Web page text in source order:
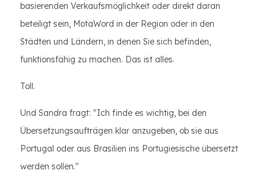
basierenden Verkaufsmöglichkeit oder direkt daran
beteiligt sein, MotaWord in der Region oder in den
Städten und Ländern, in denen Sie sich befinden,
funktionsfähig zu machen. Das ist alles.
Toll.
Und Sandra fragt: "Ich finde es wichtig, bei den
Übersetzungsaufträgen klar anzugeben, ob sie aus
Portugal oder aus Brasilien ins Portugiesische übersetzt
werden sollen."